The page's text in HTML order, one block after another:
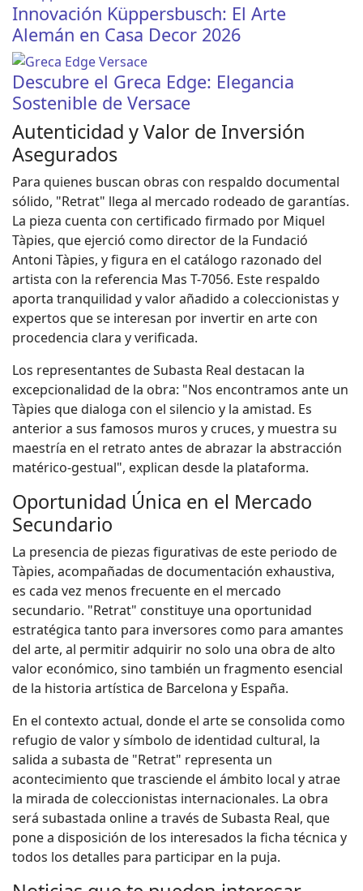
Innovación Küppersbusch: El Arte
Alemán en Casa Decor 2026
Descubre el Greca Edge: Elegancia
Sostenible de Versace
Autenticidad y Valor de Inversión
Asegurados
Para quienes buscan obras con respaldo documental
sólido, "Retrat" llega al mercado rodeado de garantías.
La pieza cuenta con certificado firmado por Miquel
Tàpies, que ejerció como director de la Fundació
Antoni Tàpies, y figura en el catálogo razonado del
artista con la referencia Mas T-7056. Este respaldo
aporta tranquilidad y valor añadido a coleccionistas y
expertos que se interesan por invertir en arte con
procedencia clara y verificada.
Los representantes de Subasta Real destacan la
excepcionalidad de la obra: "Nos encontramos ante un
Tàpies que dialoga con el silencio y la amistad. Es
anterior a sus famosos muros y cruces, y muestra su
maestría en el retrato antes de abrazar la abstracción
matérico-gestual", explican desde la plataforma.
Oportunidad Única en el Mercado
Secundario
La presencia de piezas figurativas de este periodo de
Tàpies, acompañadas de documentación exhaustiva,
es cada vez menos frecuente en el mercado
secundario. "Retrat" constituye una oportunidad
estratégica tanto para inversores como para amantes
del arte, al permitir adquirir no solo una obra de alto
valor económico, sino también un fragmento esencial
de la historia artística de Barcelona y España.
En el contexto actual, donde el arte se consolida como
refugio de valor y símbolo de identidad cultural, la
salida a subasta de "Retrat" representa un
acontecimiento que trasciende el ámbito local y atrae
la mirada de coleccionistas internacionales. La obra
será subastada online a través de Subasta Real, que
pone a disposición de los interesados la ficha técnica y
todos los detalles para participar en la puja.